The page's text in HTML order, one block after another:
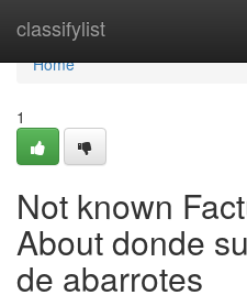
classifylist
Home
Home
1
Not known
About donde
de abarrotes